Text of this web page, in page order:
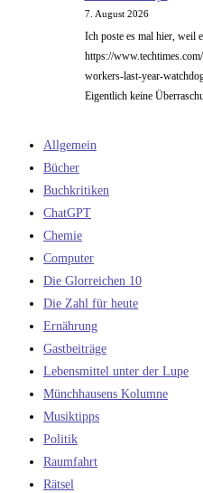
7. August 2026
Ich poste es mal hier, weil
https://
workers-last-year-
Eigentlich keine
Allgemein
Bücher
Buchkritiken
ChatGPT
Chemie
Computer
Die Glorreichen 10
Die Zahl für heute
Ernährung
Gastbeiträge
Lebensmittel unter der Lupe
Münchhausens Kolumne
Musiktipps
Politik
Raumfahrt
Rätsel